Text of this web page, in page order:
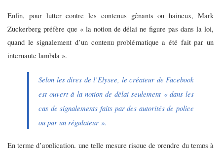
Enfin, pour lutter contre les contenus gênants ou haineux, Mark
Zuckerberg préfère que « la notion de délai ne figure pas dans la loi,
quand le signalement d’un contenu problématique a été fait par un
internaute lambda ».
Selon les dires de l’Elysee, le créateur de Facebook
est ouvert à la notion de délai seulement « dans les
cas de signalements faits par des autorités de police
ou par un régulateur ».
En terme d’application, une telle mesure risque de prendre du temps à